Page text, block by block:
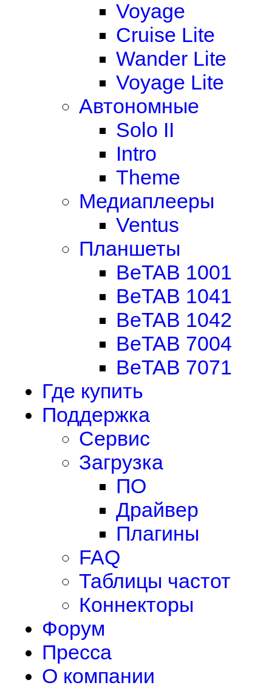
Voyage
Cruise Lite
Wander Lite
Voyage Lite
Автономные
Solo II
Intro
Theme
Медиаплееры
Ventus
Планшеты
BeTAB 1001
BeTAB 1041
BeTAB 1042
BeTAB 7004
BeTAB 7071
Где купить
Поддержка
Сервис
Загрузка
ПО
Драйвер
Плагины
FAQ
Таблицы частот
Коннекторы
Форум
Пресса
О компании